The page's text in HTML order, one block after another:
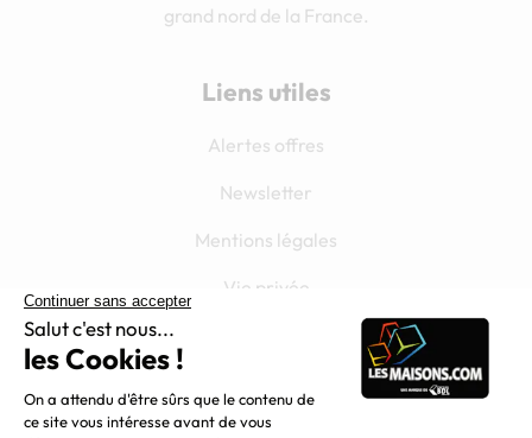
grand nord de la France.
Liens utiles
Alertes offres
Newsletter
Mentions légales
Vie privée
Filiales